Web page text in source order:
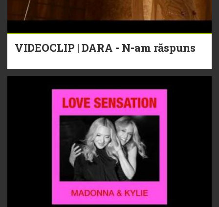
VIDEOCLIP | DARA - N-am răspuns